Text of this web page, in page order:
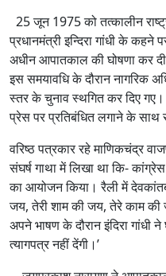
25 जून 1975 को तत्कालीन
प्रधानमंत्री इन्दिरा गांधी के
अधीन आपातकाल की घोषणा कर
इस समयावधि के दौरान नागरिक
स्तर के चुनाव स्थगित कर दिए गए।
प्रेस पर प्रतिबंधित लगाने के साथ
वरिष्ठ पत्रकार रहे माणिकचंद्र
संघर्ष गाथा में लिखा था कि-
का आयोजन किया। रैली में
जय, तेरी शाम की जय, तेरे काम
अपने भाषण के दौरान इंदिरा गांधी
त्यागपत्र नहीं देंगी।’